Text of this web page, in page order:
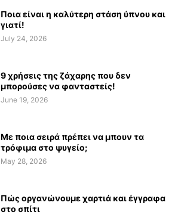
Ποια είναι η καλύτερη στάση ύπνου και
γιατί!
July 24, 2026
9 χρήσεις της ζάχαρης που δεν
μπορούσες να φανταστείς!
June 19, 2026
Με ποια σειρά πρέπει να μπουν τα
τρόφιμα στο ψυγείο;
May 28, 2026
Πώς οργανώνουμε χαρτιά και έγγραφα
στο σπίτι